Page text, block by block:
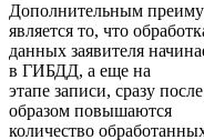
Дополнительным
является то, что
данных заявителя
в ГИБДД, а еще на
этапе записи, сразу
образом повышаются
количество